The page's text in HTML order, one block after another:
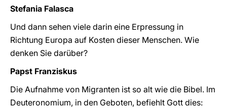
Stefania Falasca
Und dann sehen viele darin eine Erpressung in
Richtung Europa auf Kosten dieser Menschen. Wie
denken Sie darüber?
Papst Franziskus
Die Aufnahme von Migranten ist so alt wie die Bibel. Im
Deuteronomium, in den Geboten, befiehlt Gott dies: